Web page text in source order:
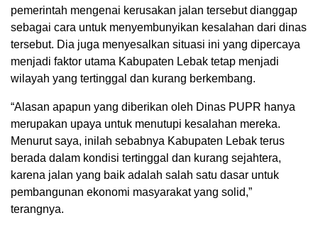
pemerintah mengenai kerusakan jalan tersebut dianggap
sebagai cara untuk menyembunyikan kesalahan dari dinas
tersebut. Dia juga menyesalkan situasi ini yang dipercaya
menjadi faktor utama Kabupaten Lebak tetap menjadi
wilayah yang tertinggal dan kurang berkembang.
“Alasan apapun yang diberikan oleh Dinas PUPR hanya
merupakan upaya untuk menutupi kesalahan mereka.
Menurut saya, inilah sebabnya Kabupaten Lebak terus
berada dalam kondisi tertinggal dan kurang sejahtera,
karena jalan yang baik adalah salah satu dasar untuk
pembangunan ekonomi masyarakat yang solid,”
terangnya.